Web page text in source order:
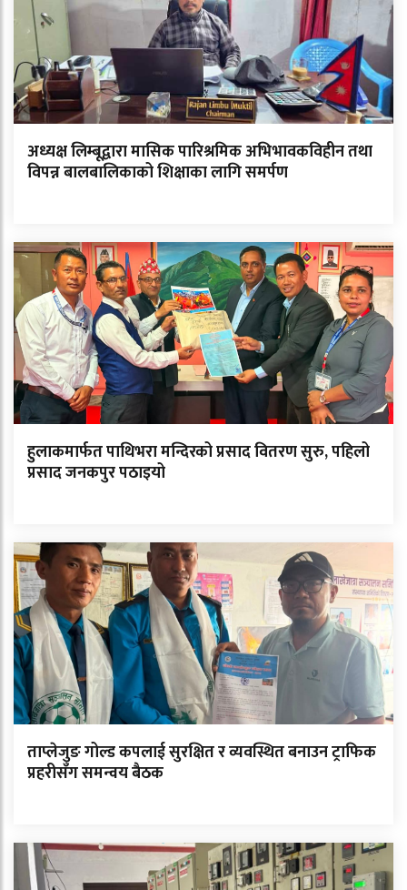
अध्यक्ष लिम्बूद्वारा मासिक पारिश्रमिक अभिभावकविहीन तथा
विपन्न बालबालिकाको शिक्षाका लागि समर्पण
हुलाकमार्फत पाथिभरा मन्दिरको प्रसाद वितरण सुरु, पहिलो
प्रसाद जनकपुर पठाइयो
ताप्लेजुङ गोल्ड कपलाई सुरक्षित र व्यवस्थित बनाउन ट्राफिक
प्रहरीसँग समन्वय बैठक